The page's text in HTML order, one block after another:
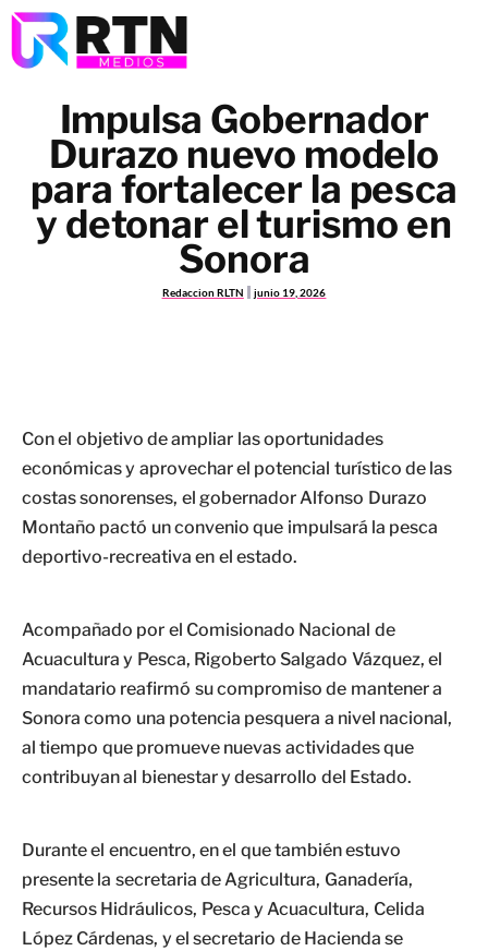
Impulsa Gobernador
Durazo nuevo modelo
para fortalecer la pesca
y detonar el turismo en
Sonora
Redaccion RLTN junio 19, 2026
Con el objetivo de ampliar las oportunidades
económicas y aprovechar el potencial turístico de las
costas sonorenses, el gobernador Alfonso Durazo
Montaño pactó un convenio que impulsará la pesca
deportivo-recreativa en el estado.
Acompañado por el Comisionado Nacional de
Acuacultura y Pesca, Rigoberto Salgado Vázquez, el
mandatario reafirmó su compromiso de mantener a
Sonora como una potencia pesquera a nivel nacional,
al tiempo que promueve nuevas actividades que
contribuyan al bienestar y desarrollo del Estado.
Durante el encuentro, en el que también estuvo
presente la secretaria de Agricultura, Ganadería,
Recursos Hidráulicos, Pesca y Acuacultura, Celida
López Cárdenas, y el secretario de Hacienda se